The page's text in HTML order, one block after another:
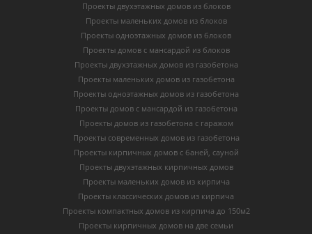
Проекты двухэтажных домов из блоков
Проекты маленьких домов из блоков
Проекты одноэтажных домов из блоков
Проекты домов с мансардой из блоков
Проекты двухэтажных домов из газобетона
Проекты маленьких домов из газобетона
Проекты одноэтажных домов из газобетона
Проекты домов с мансардой из газобетона
Проекты домов из газобетона с гаражом
Проекты современных домов из газобетона
Проекты кирпичных домов с баней, сауной
Проекты двухэтажных кирпичных домов
Проекты маленьких домов из кирпича
Проекты классических домов из кирпича
Проекты компактных домов из кирпича до 150м2
Проекты кирпичных домов на две семьи